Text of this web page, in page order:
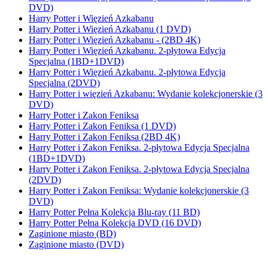
DVD)
Harry Potter i Więzień Azkabanu
Harry Potter i Więzień Azkabanu (1 DVD)
Harry Potter i Więzień Azkabanu - (2BD 4K)
Harry Potter i Więzień Azkabanu. 2-płytowa Edycja
Specjalna (1BD+1DVD)
Harry Potter i Więzień Azkabanu. 2-płytowa Edycja
Specjalna (2DVD)
Harry Potter i więzień Azkabanu: Wydanie kolekcjonerskie (3
DVD)
Harry Potter i Zakon Feniksa
Harry Potter i Zakon Feniksa (1 DVD)
Harry Potter i Zakon Feniksa (2BD 4K)
Harry Potter i Zakon Feniksa. 2-płytowa Edycja Specjalna
(1BD+1DVD)
Harry Potter i Zakon Feniksa. 2-płytowa Edycja Specjalna
(2DVD)
Harry Potter i Zakon Feniksa: Wydanie kolekcjonerskie (3
DVD)
Harry Potter Pełna Kolekcja Blu-ray (11 BD)
Harry Potter Pełna Kolekcja DVD (16 DVD)
Zaginione miasto (BD)
Zaginione miasto (DVD)